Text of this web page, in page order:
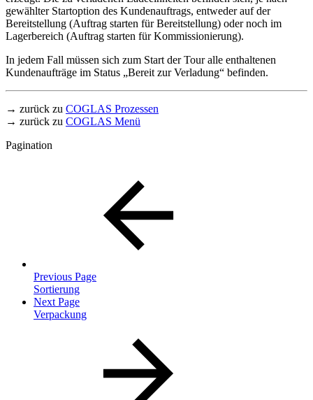
gewählter Startoption des Kundenauftrags, entweder auf der
Bereitstellung (Auftrag starten für Bereitstellung) oder noch im
Lagerbereich (Auftrag starten für Kommissionierung).
In jedem Fall müssen sich zum Start der Tour alle enthaltenen
Kundenaufträge im Status „Bereit zur Verladung“ befinden.
→ zurück zu COGLAS Prozessen
→ zurück zu COGLAS Menü
Pagination
Previous Page
Sortierung
Next Page
Verpackung